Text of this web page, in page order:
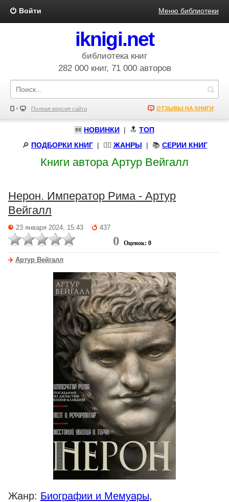
Войти Меню библиотеки
iknigi.net
библиотека книг
282 000 книг, 71 000 авторов
Полная версия сайта ОТЗЫВЫ НА КНИГИ
🆕 НОВИНКИ | 🔝 ТОП
🔎 ПОДБОРКИ КНИГ| 🧝‍♀️ ЖАНРЫ | 📚 СЕРИИ КНИГ
Книги автора Артур Вейгалл
Нерон. Император Рима - Артур
Вейгалл
23 января 2024, 15:43 437
0 Оценок: 0
Артур Вейгалл
Жанр: Биографии и Мемуары,